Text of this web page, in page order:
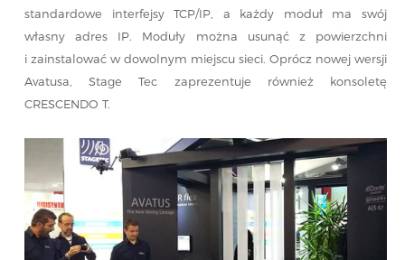
standardowe interfejsy TCP/IP, a każdy moduł ma swój
własny adres IP. Moduły można usunąć z powierzchni
i zainstalować w dowolnym miejscu sieci. Oprócz nowej wersji
Avatusa, Stage Tec zaprezentuje również konsoletę
CRESCENDO T.